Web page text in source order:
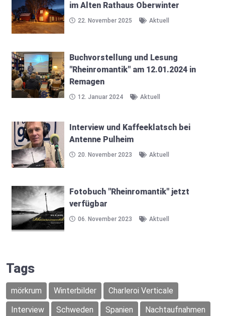
im Alten Rathaus Oberwinter
22. November 2025 Aktuell
Buchvorstellung und Lesung
"Rheinromantik" am 12.01.2024 in
Remagen
12. Januar 2024 Aktuell
Interview und Kaffeeklatsch bei
Antenne Pulheim
20. November 2023 Aktuell
Fotobuch "Rheinromantik" jetzt
verfügbar
06. November 2023 Aktuell
Tags
mörkrum Winterbilder
Charleroi Verticale
Interview
Schweden Spanien
Nachtaufnahmen